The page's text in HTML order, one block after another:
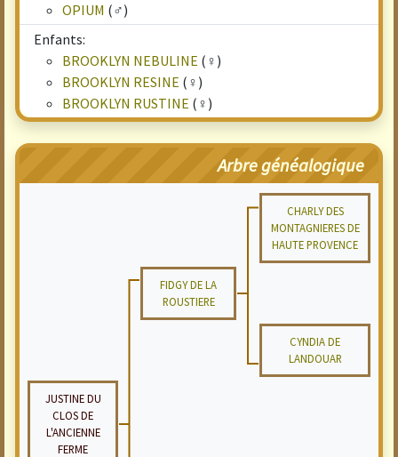
OPIUM (♂)
Enfants:
BROOKLYN NEBULINE (♀)
BROOKLYN RESINE (♀)
BROOKLYN RUSTINE (♀)
Arbre généalogique
CHARLY DES
MONTAGNIERES DE
HAUTE PROVENCE
FIDGY DE LA
ROUSTIERE
CYNDIA DE
LANDOUAR
JUSTINE DU
CLOS DE
L'ANCIENNE
FERME